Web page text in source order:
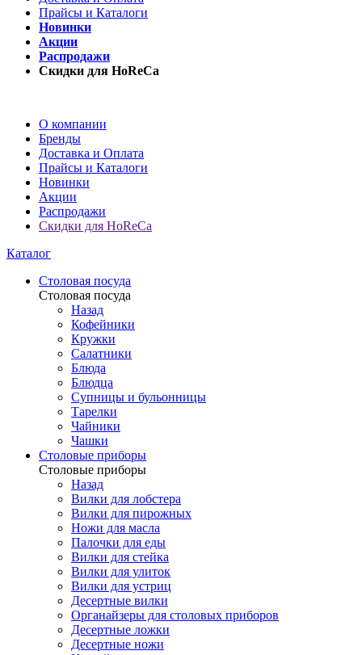
Прайсы и Каталоги
Новинки
Акции
Распродажи
Скидки для HoReCa
О компании
Бренды
Доставка и Оплата
Прайсы и Каталоги
Новинки
Акции
Распродажи
Скидки для HoReCa
Каталог
Столовая посуда
Столовая посуда
Назад
Кофейники
Кружки
Салатники
Блюда
Блюдца
Супницы и бульонницы
Тарелки
Чайники
Чашки
Cтоловые приборы
Cтоловые приборы
Назад
Вилки для лобстера
Вилки для пирожных
Ножи для масла
Палочки для еды
Вилки для стейка
Вилки для улиток
Вилки для устриц
Десертные вилки
Органайзеры для столовых приборов
Десертные ложки
Десертные ножи